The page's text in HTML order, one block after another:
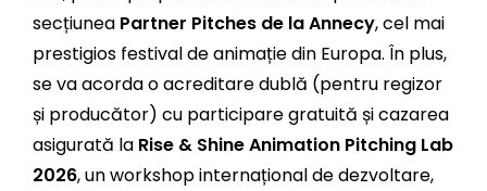
secțiunea Partner Pitches de la Annecy, cel mai
prestigios festival de animație din Europa. În plus,
se va acorda o acreditare dublă (pentru regizor
și producător) cu participare gratuită și cazarea
asigurată la Rise & Shine Animation Pitching Lab
2026, un workshop internațional de dezvoltare,